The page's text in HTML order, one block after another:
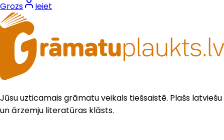
Grozs Ieiet
Jūsu uzticamais grāmatu veikals tiešsaistē. Plašs latviešu
un ārzemju literatūras klāsts.